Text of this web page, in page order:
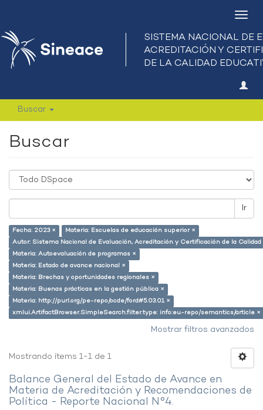
Buscar
Buscar
Ir
Fecha: 2023 ×
Materia: Escuelas de educación superior ×
Autor: Sistema Nacional de Evaluación, Acreditación y Certificación de la
Materia: Autoevaluación de programas ×
Materia: Estado de avance nacional ×
Materia: Brechas y oportunidades regionales ×
Materia: Buenas prácticas en la gestión pública ×
Materia: http://purl.org/pe-repo/ocde/ford#5.03.01 ×
xmlui.ArtifactBrowser.SimpleSearch.filter.type: info:eu-repo/semantics/article ×
Mostrar filtros avanzados
Mostrando ítems 1-1 de 1
Balance General del Estado de Avance en
Materia de Acreditación y Recomendaciones de
Política - Reporte Nacional N°4.